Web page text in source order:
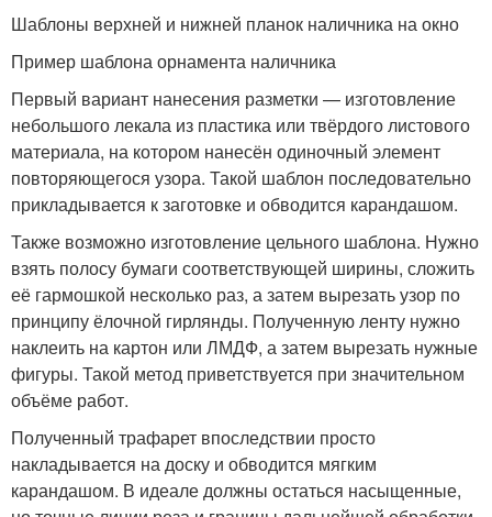
Шаблоны верхней и нижней планок наличника на окно
Пример шаблона орнамента наличника
Первый вариант нанесения разметки — изготовление
небольшого лекала из пластика или твёрдого листового
материала, на котором нанесён одиночный элемент
повторяющегося узора. Такой шаблон последовательно
прикладывается к заготовке и обводится карандашом.
Также возможно изготовление цельного шаблона. Нужно
взять полосу бумаги соответствующей ширины, сложить
её гармошкой несколько раз, а затем вырезать узор по
принципу ёлочной гирлянды. Полученную ленту нужно
наклеить на картон или ЛМДФ, а затем вырезать нужные
фигуры. Такой метод приветствуется при значительном
объёме работ.
Полученный трафарет впоследствии просто
накладывается на доску и обводится мягким
карандашом. В идеале должны остаться насыщенные,